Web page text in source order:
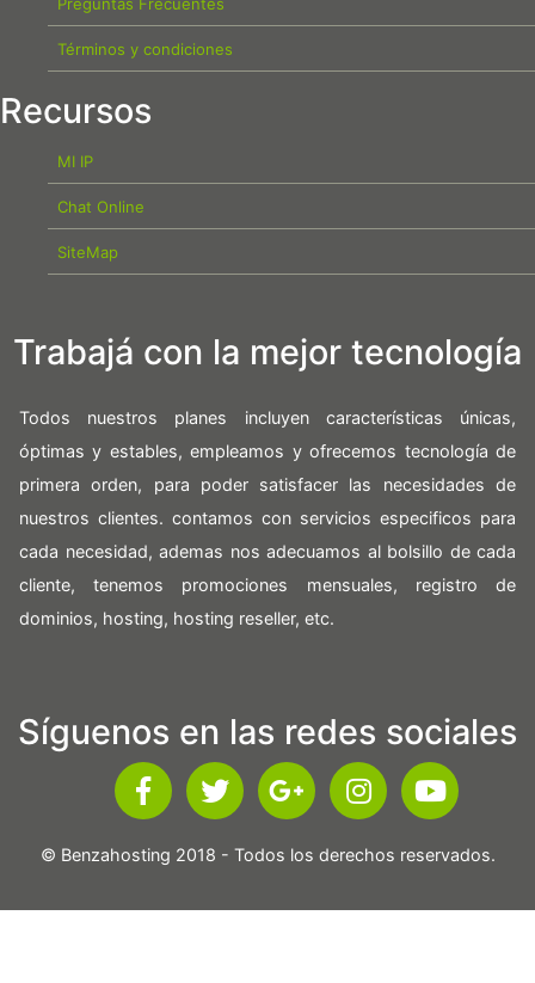
Términos y condiciones
Recursos
MI IP
Chat Online
SiteMap
Trabajá con la mejor tecnología
Todos nuestros planes incluyen características únicas,
óptimas y estables, empleamos y ofrecemos tecnología de
primera orden, para poder satisfacer las necesidades de
nuestros clientes. contamos con servicios especificos para
cada necesidad, ademas nos adecuamos al bolsillo de cada
cliente, tenemos promociones mensuales, registro de
dominios, hosting, hosting reseller, etc.
Síguenos en las redes sociales
© Benzahosting 2018 - Todos los derechos reservados.